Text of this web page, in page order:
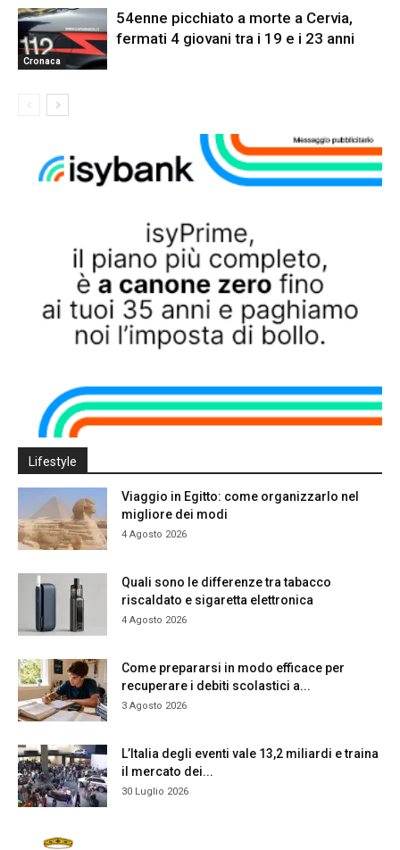
Cronaca
54enne picchiato a morte a Cervia,
fermati 4 giovani tra i 19 e i 23 anni
Lifestyle
Viaggio in Egitto: come organizzarlo nel
migliore dei modi
4 Agosto 2026
Quali sono le differenze tra tabacco
riscaldato e sigaretta elettronica
4 Agosto 2026
Come prepararsi in modo efficace per
recuperare i debiti scolastici a...
3 Agosto 2026
L’Italia degli eventi vale 13,2 miliardi e traina
il mercato dei...
30 Luglio 2026